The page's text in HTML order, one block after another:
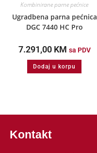
Kombinirane parne pećnice
Ugradbena parna pećnica
DGC 7440 HC Pro
7.291,00 KM sa PDV
Dodaj u korpu
Kontakt